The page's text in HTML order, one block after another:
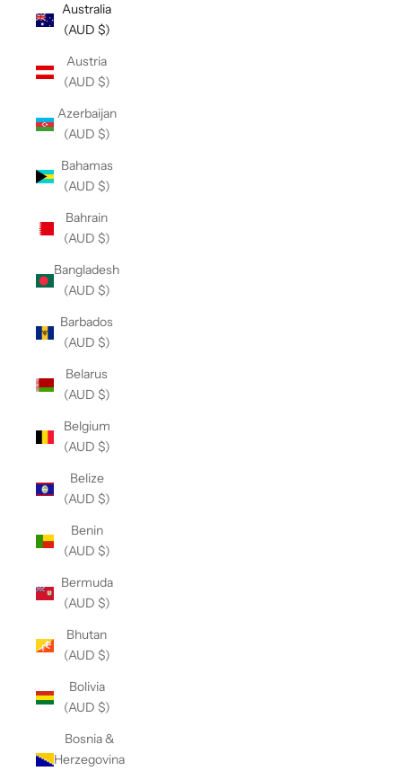
Australia
(AUD $)
Austria
(AUD $)
Azerbaijan
(AUD $)
Bahamas
(AUD $)
Bahrain
(AUD $)
Bangladesh
(AUD $)
Barbados
(AUD $)
Belarus
(AUD $)
Belgium
(AUD $)
Belize
(AUD $)
Benin
(AUD $)
Bermuda
(AUD $)
Bhutan
(AUD $)
Bolivia
(AUD $)
Bosnia &
Herzegovina